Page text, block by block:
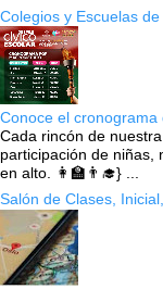
Colegios y Escuelas de
Conoce el
Cada rincón de
participación de niñas,
en alto. 👩‍🏫👨‍🎓} ...
Salón de Clases,